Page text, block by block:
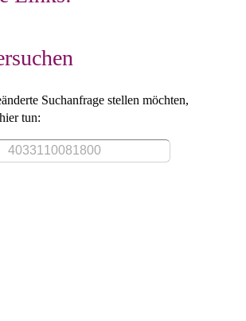
Suchanfrage stellen möchten,
tun: